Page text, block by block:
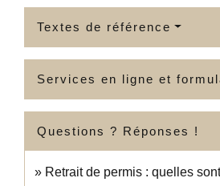
Textes de référence
Services en ligne et
Questions ? Réponses !
Retrait de permis : quelles